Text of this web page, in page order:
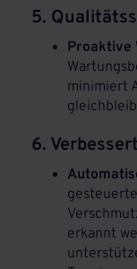
5.
Proaktive
minimiert
6.
erkannt